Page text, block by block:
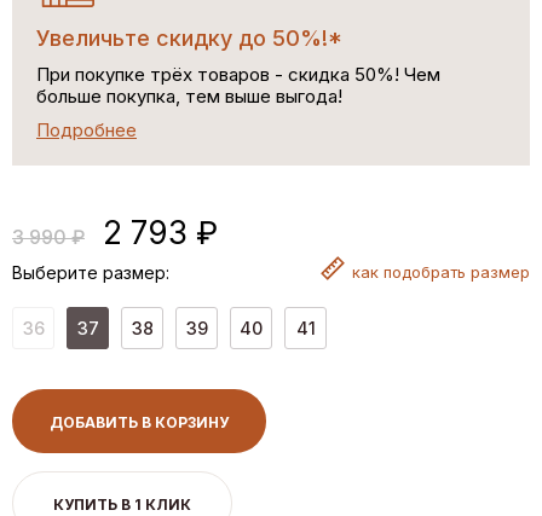
Увеличьте скидку до 50%!*
При покупке трёх товаров - скидка 50%! Чем
больше покупка, тем выше выгода!
Подробнее
3 990 ₽ 2 793 ₽
Выберите размер: как подобрать размер
36 37 38 39 40 41
ДОБАВИТЬ В КОРЗИНУ
КУПИТЬ В 1 КЛИК